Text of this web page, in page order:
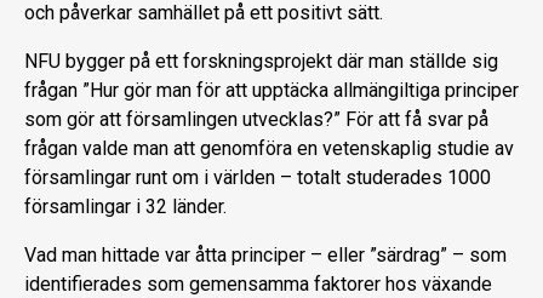
och påverkar samhället på ett positivt sätt.
NFU bygger på ett forskningsprojekt där man ställde sig
frågan ”Hur gör man för att upptäcka allmängiltiga principer
som gör att församlingen utvecklas?” För att få svar på
frågan valde man att genomföra en vetenskaplig studie av
församlingar runt om i världen – totalt studerades 1000
församlingar i 32 länder.
Vad man hittade var åtta principer – eller ”särdrag” – som
identifierades som gemensamma faktorer hos växande